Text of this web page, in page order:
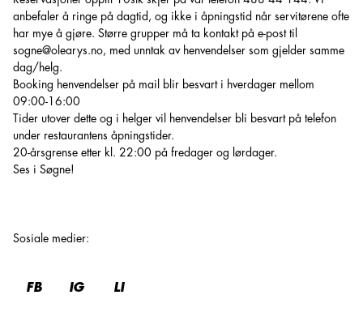
anbefaler å ringe på dagtid, og ikke i åpningstid når servitørene ofte
har mye å gjøre. Større grupper må ta kontakt på e-post til
sogne@olearys.no, med unntak av henvendelser som gjelder samme
dag/helg.
Booking henvendelser på mail blir besvart i hverdager mellom
09:00-16:00
Tider utover dette og i helger vil henvendelser bli besvart på telefon
under restaurantens åpningstider.
20-årsgrense etter kl. 22:00 på fredager og lørdager.
Ses i Søgne!
Sosiale medier:
FB IG LI